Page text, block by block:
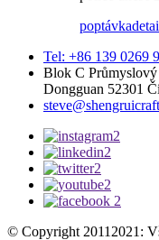
poptávka
Tel: +86 139 0269
Blok C
Dongguan 52301
© Copyright 20112021: